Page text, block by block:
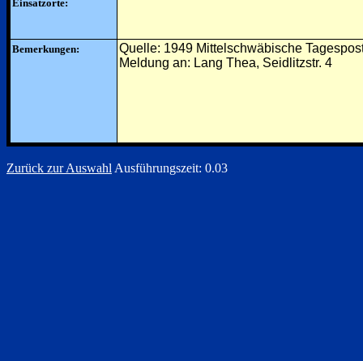
Einsatzorte:
Bemerkungen:
Quelle: 1949 Mittelschwäbische
Meldung an: Lang Thea, Seidlitzstr. 4
Zurück zur Auswahl Ausführungszeit: 0.03